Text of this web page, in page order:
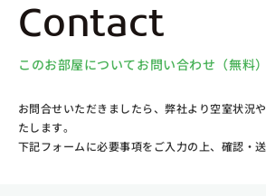
Contact
このお部屋についてお問い合わせ（無料）
お問合せいただきましたら、弊社より空室状況
たします。
下記フォームに必要事項をご入力の上、確認・